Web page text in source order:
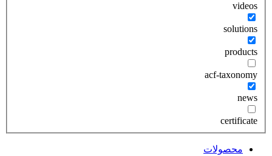
videos
solutions
products
acf-taxonomy
news
certificate
محصولات